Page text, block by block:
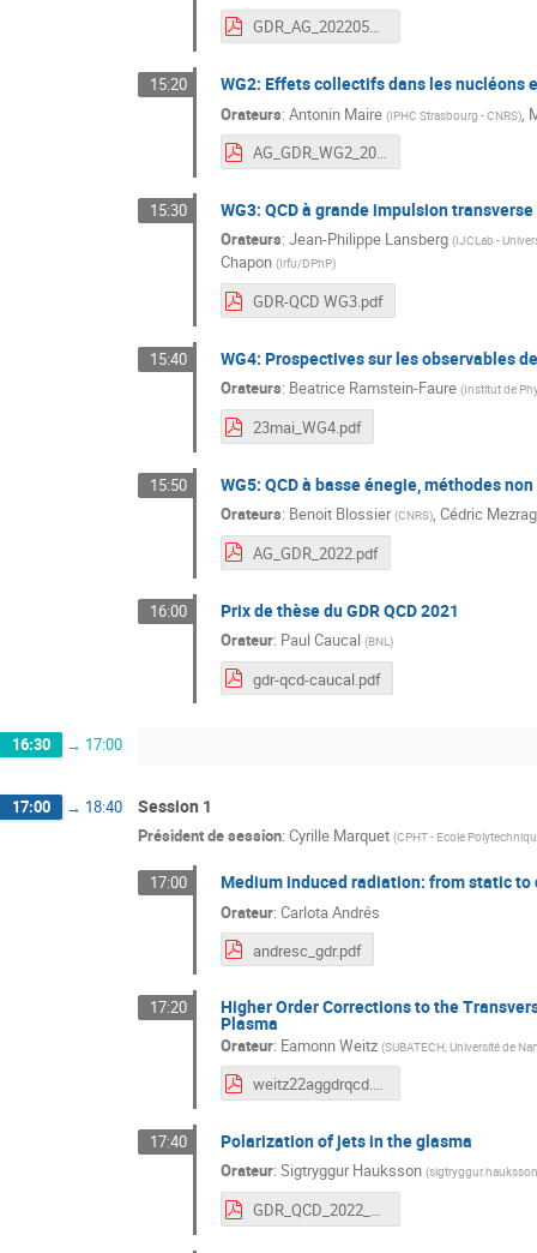
GDR_AG_20220523_V1.pdf
15:20 WG2: Effets collectifs dans les nucléons
Orateurs: Antonin Maire (IPHC Strasbourg - CNRS),
AG_GDR_WG2_2022.pdf
15:30 WG3: QCD à grande impulsion transverse
Orateurs: Jean-Philippe Lansberg (IJCLab -
Chapon (Irfu/DPhP)
GDR-QCD WG3.pdf
15:40 WG4: Prospectives sur les observables
Orateurs: Beatrice Ramstein-Faure (Institut de
23mai_WG4.pdf
15:50 WG5: QCD à basse énegie, méthodes
Orateurs: Benoit Blossier (CNRS), Cédric Mezrag
AG_GDR_2022.pdf
16:00 Prix de thèse du GDR QCD 2021
Orateur: Paul Caucal (BNL)
gdr-qcd-caucal.pdf
16:30 → 17:00
17:00 → 18:40 Session 1
Président de session: Cyrille Marquet (CPHT - Ecole
17:00 Medium induced radiation: from static to
Orateur: Carlota Andrés
andresc_gdr.pdf
17:20 Higher Order Corrections to the
Plasma
Orateur: Eamonn Weitz (SUBATECH, Université de
weitz22aggdrqcd.pdf
17:40 Polarization of jets in the glasma
Orateur: Sigtryggur Hauksson (
GDR_QCD_2022_hauksson.pdf